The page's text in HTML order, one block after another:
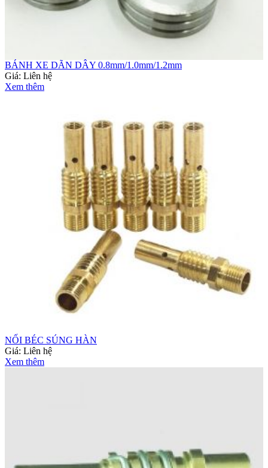
BÁNH XE DÃN DÂY 0.8mm/1.0mm/1.2mm
Giá: Liên hệ
Xem thêm
NỐI BÉC SÚNG HÀN
Giá: Liên hệ
Xem thêm